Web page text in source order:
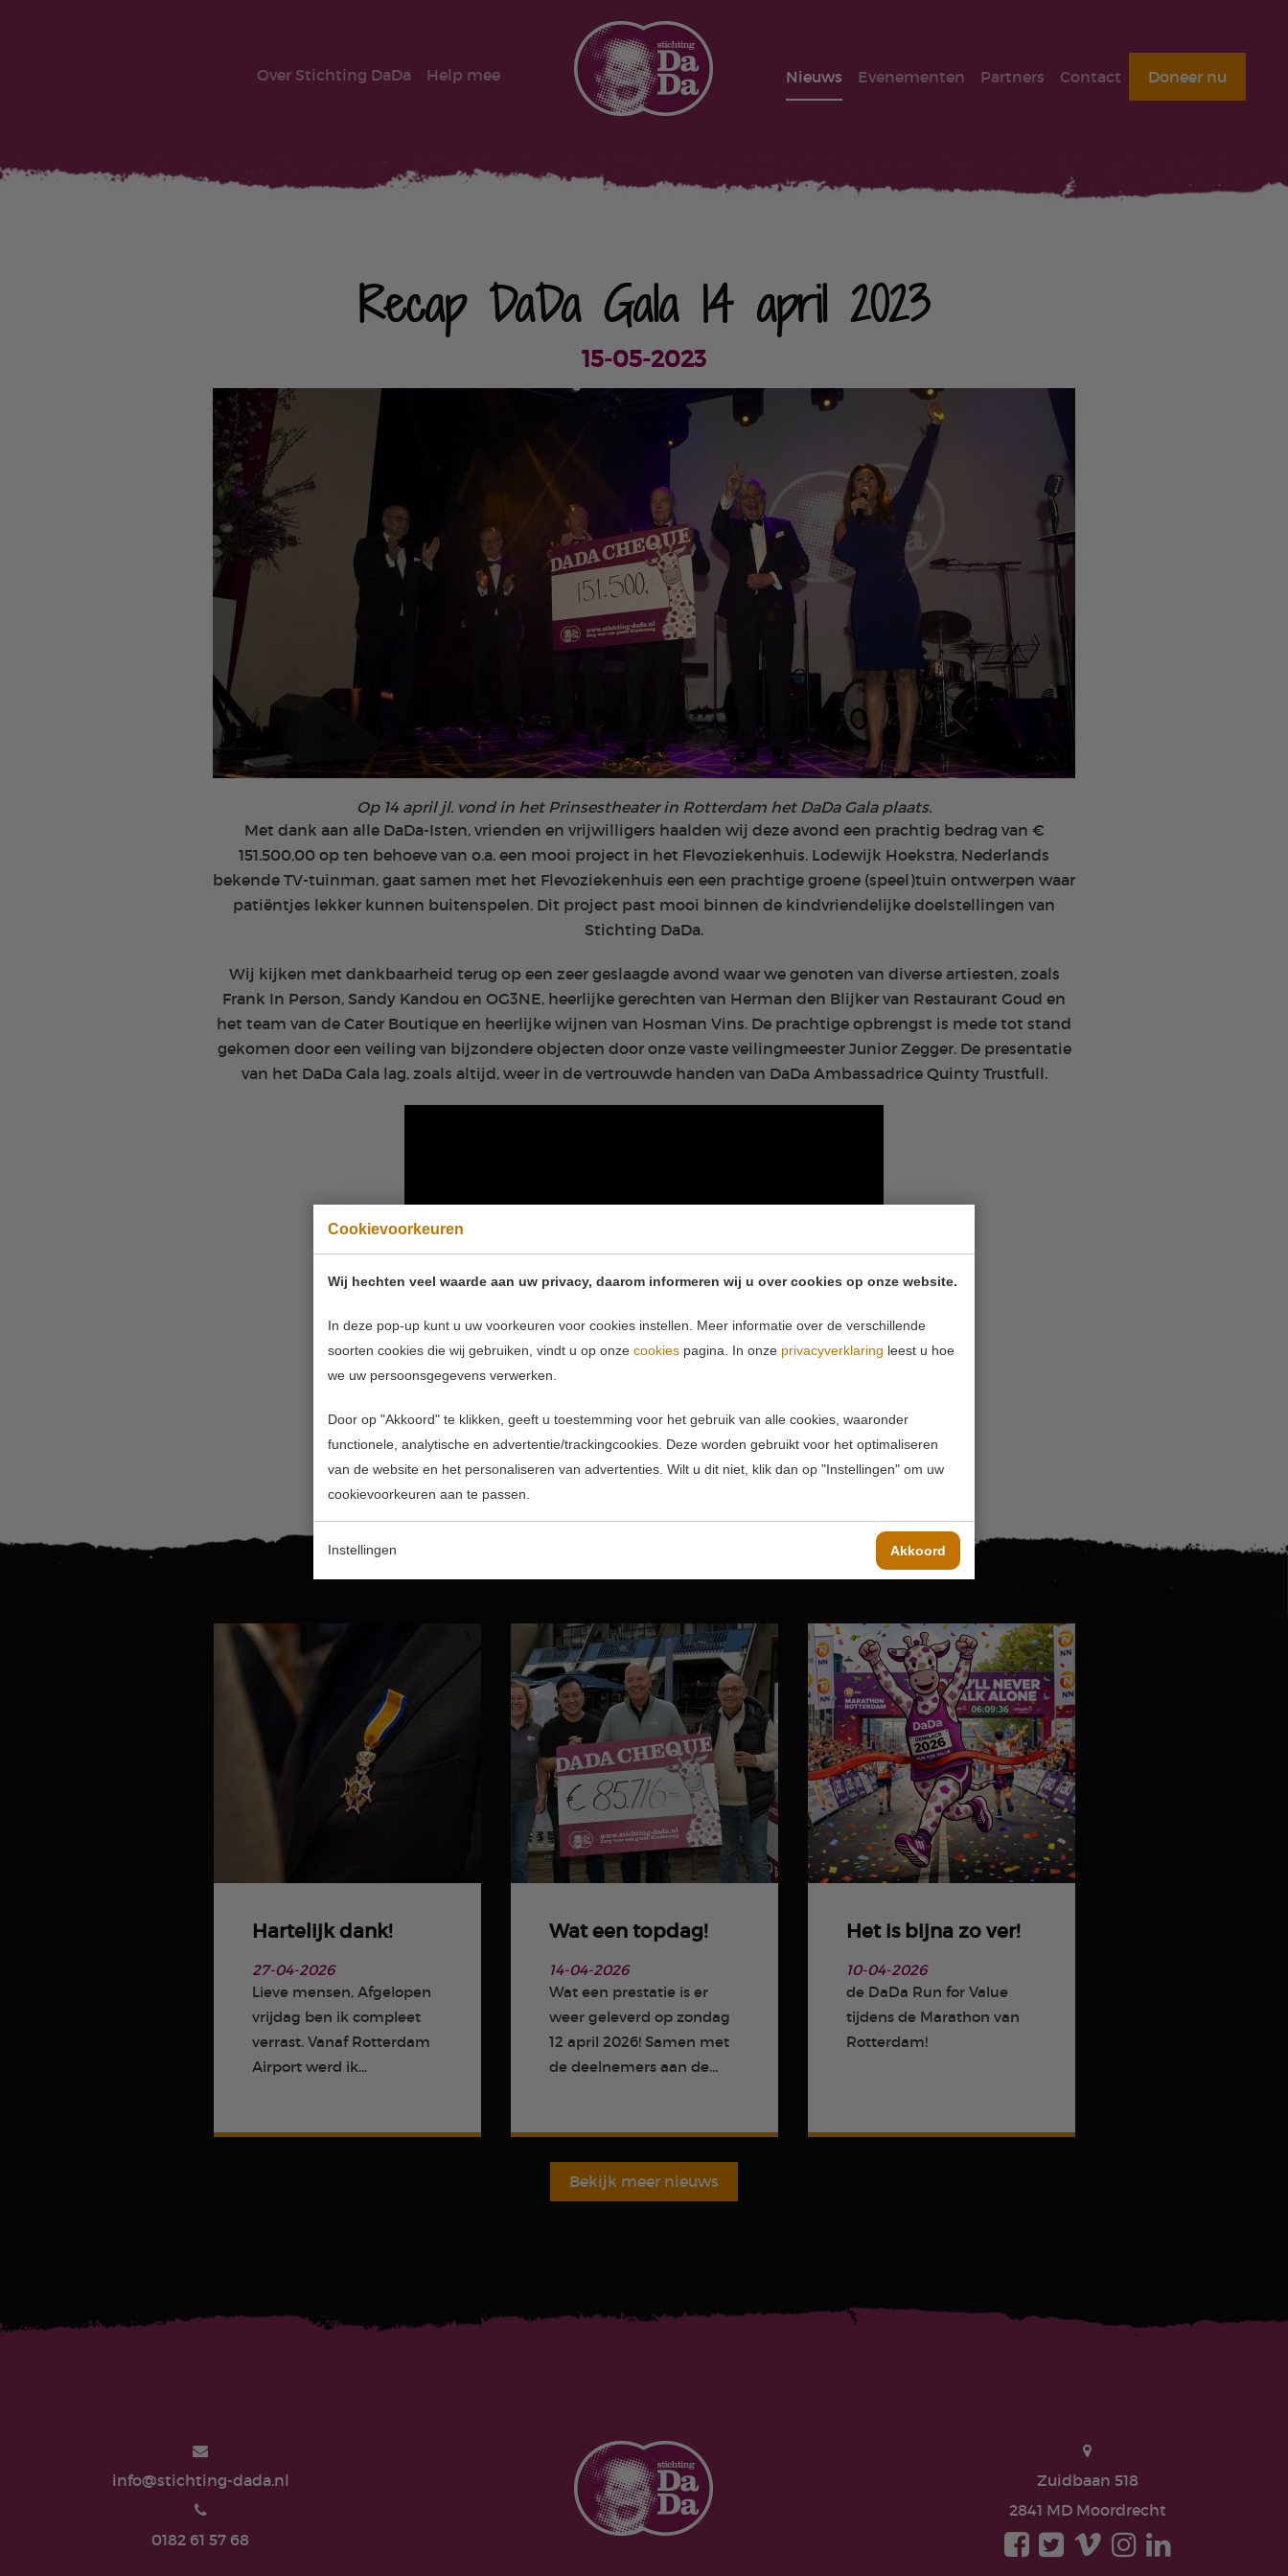
Cookievoorkeuren
Wij hechten veel waarde aan uw privacy, daarom informeren wij u over cookies op onze website.
In deze pop-up kunt u uw voorkeuren voor cookies instellen. Meer informatie over de verschillende
soorten cookies die wij gebruiken, vindt u op onze cookies pagina. In onze privacyverklaring leest u hoe
we uw persoonsgegevens verwerken.
Door op "Akkoord" te klikken, geeft u toestemming voor het gebruik van alle cookies, waaronder
functionele, analytische en advertentie/trackingcookies. Deze worden gebruikt voor het optimaliseren
van de website en het personaliseren van advertenties. Wilt u dit niet, klik dan op "Instellingen" om uw
cookievoorkeuren aan te passen.
Instellingen Akkoord
Over Stichting DaDa Help mee Nieuws Evenementen Partners Contact Doneer nu
Recap DaDa Gala 14 april 2023
15-05-2023
Op 14 april jl. vond in het Prinsestheater in Rotterdam het DaDa Gala plaats.
Met dank aan alle DaDa-Isten, vrienden en vrijwilligers haalden wij deze avond een prachtig bedrag van €
151.500,00 op ten behoeve van o.a. een mooi project in het Flevoziekenhuis. Lodewijk Hoekstra, Nederlands
bekende TV-tuinman, gaat samen met het Flevoziekenhuis een een prachtige groene (speel)tuin ontwerpen waar
patiëntjes lekker kunnen buitenspelen. Dit project past mooi binnen de kindvriendelijke doelstellingen van
Stichting DaDa.
Wij kijken met dankbaarheid terug op een zeer geslaagde avond waar we genoten van diverse artiesten, zoals
Frank In Person, Sandy Kandou en OG3NE, heerlijke gerechten van Herman den Blijker van Restaurant Goud en
het team van de Cater Boutique en heerlijke wijnen van Hosman Vins. De prachtige opbrengst is mede tot stand
gekomen door een veiling van bijzondere objecten door onze vaste veilingmeester Junior Zegger. De presentatie
van het DaDa Gala lag, zoals altijd, weer in de vertrouwde handen van DaDa Ambassadrice Quinty Trustfull.
Hartelijk dank!
27-04-2026
Lieve mensen, Afgelopen
vrijdag ben ik compleet
verrast. Vanaf Rotterdam
Airport werd ik...
Wat een topdag!
14-04-2026
Wat een prestatie is er
weer geleverd op zondag
12 april 2026! Samen met
de deelnemers aan de...
Het is bijna zo ver!
10-04-2026
de DaDa Run for Value
tijdens de Marathon van
Rotterdam!
Bekijk meer nieuws
info@stichting-dada.nl
0182 61 57 68
Zuidbaan 518
2841 MD Moordrecht